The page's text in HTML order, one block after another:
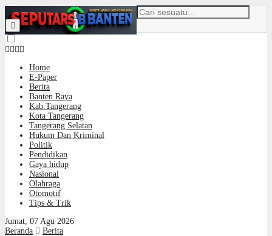
Home
E-Paper
Berita
Banten Raya
Kab.Tangerang
Kota Tangerang
Tangerang Selatan
Hukum Dan Kriminal
Politik
Pendidikan
Gaya hidup
Nasional
Olahraga
Otomotif
Tips & Trik
Jumat, 07 Agu 2026
Beranda
Berita